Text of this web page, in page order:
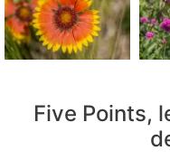
Five Points,